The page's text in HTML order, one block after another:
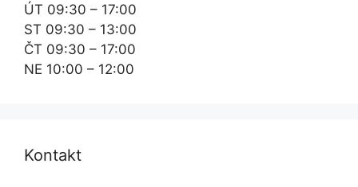
ÚT 09:30 – 17:00
ST 09:30 – 13:00
ČT 09:30 – 17:00
NE 10:00 – 12:00
Kontakt